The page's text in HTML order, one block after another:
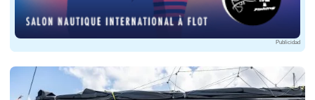
Publicidad